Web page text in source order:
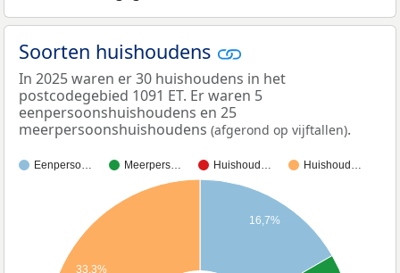
Soorten huishoudens
In 2025 waren er 30 huishoudens in het
postcodegebied 1091 ET. Er waren 5
eenpersoonshuishoudens en 25
meerpersoonshuishoudens (afgerond op vijftallen).
Eenperso… Meerpers… Huishoud… Huishoud…
16,7%
33,3%